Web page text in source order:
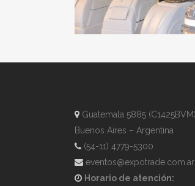
Guatemala 5885 (C1425BVM)
Buenos Aires – Argentina
(54-11) 4779-5300
eventos@expotrade.com.ar
Horario de atención: